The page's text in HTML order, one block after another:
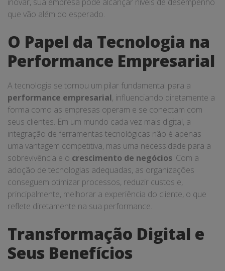
que vão além do esperado.
O Papel da Tecnologia na
Performance Empresarial
A tecnologia se tornou um pilar fundamental para a
performance empresarial, influenciando diretamente a
forma como as empresas operam e se conectam com
seus clientes. Em um mundo cada vez mais digital, a
integração de ferramentas tecnológicas não é apenas
uma vantagem competitiva, mas uma necessidade para a
sobrevivência e o crescimento de negócios. Com a
adoção de tecnologias adequadas, as organizações
conseguem otimizar processos, reduzir custos e,
principalmente, melhorar a experiência do cliente, o que
reflete diretamente na sua performance.
Transformação Digital e
Seus Benefícios